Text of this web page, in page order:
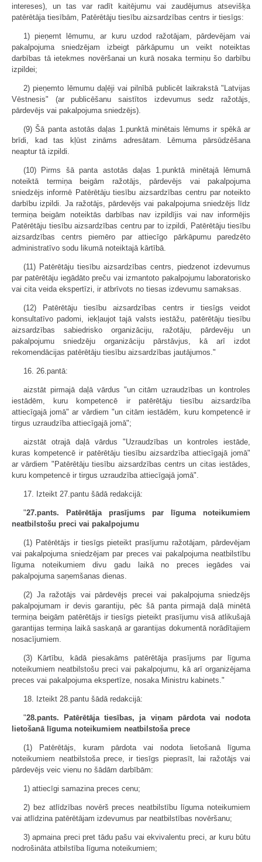
intereses), un tas var radīt kaitējumu vai zaudējumus atsevišķa
patērētāja tiesībām, Patērētāju tiesību aizsardzības centrs ir tiesīgs:
1) pieņemt lēmumu, ar kuru uzdod ražotājam, pārdevējam vai
pakalpojuma sniedzējam izbeigt pārkāpumu un veikt noteiktas
darbības tā ietekmes novēršanai un kurā nosaka termiņu šo darbību
izpildei;
2) pieņemto lēmumu daļēji vai pilnībā publicēt laikrakstā "Latvijas
Vēstnesis" (ar publicēšanu saistītos izdevumus sedz ražotājs,
pārdevējs vai pakalpojuma sniedzējs).
(9) Šā panta astotās daļas 1.punktā minētais lēmums ir spēkā ar
brīdi, kad tas kļūst zināms adresātam. Lēmuma pārsūdzēšana
neaptur tā izpildi.
(10) Pirms šā panta astotās daļas 1.punktā minētajā lēmumā
noteiktā termiņa beigām ražotājs, pārdevējs vai pakalpojuma
sniedzējs informē Patērētāju tiesību aizsardzības centru par noteikto
darbību izpildi. Ja ražotājs, pārdevējs vai pakalpojuma sniedzējs līdz
termiņa beigām noteiktās darbības nav izpildījis vai nav informējis
Patērētāju tiesību aizsardzības centru par to izpildi, Patērētāju tiesību
aizsardzības centrs piemēro par attiecīgo pārkāpumu paredzēto
administratīvo sodu likumā noteiktajā kārtībā.
(11) Patērētāju tiesību aizsardzības centrs, piedzenot izdevumus
par patērētāju iegādāto preču vai izmantoto pakalpojumu laboratorisko
vai cita veida ekspertīzi, ir atbrīvots no tiesas izdevumu samaksas.
(12) Patērētāju tiesību aizsardzības centrs ir tiesīgs veidot
konsultatīvo padomi, iekļaujot tajā valsts iestāžu, patērētāju tiesību
aizsardzības sabiedrisko organizāciju, ražotāju, pārdevēju un
pakalpojumu sniedzēju organizāciju pārstāvjus, kā arī izdot
rekomendācijas patērētāju tiesību aizsardzības jautājumos."
16. 26.pantā:
aizstāt pirmajā daļā vārdus "un citām uzraudzības un kontroles
iestādēm, kuru kompetencē ir patērētāju tiesību aizsardzība
attiecīgajā jomā" ar vārdiem "un citām iestādēm, kuru kompetencē ir
tirgus uzraudzība attiecīgajā jomā";
aizstāt otrajā daļā vārdus "Uzraudzības un kontroles iestāde,
kuras kompetencē ir patērētāju tiesību aizsardzība attiecīgajā jomā"
ar vārdiem "Patērētāju tiesību aizsardzības centrs un citas iestādes,
kuru kompetencē ir tirgus uzraudzība attiecīgajā jomā".
17. Izteikt 27.pantu šādā redakcijā:
"27.pants. Patērētāja prasījums par līguma noteikumiem
neatbilstošu preci vai pakalpojumu
(1) Patērētājs ir tiesīgs pieteikt prasījumu ražotājam, pārdevējam
vai pakalpojuma sniedzējam par preces vai pakalpojuma neatbilstību
līguma noteikumiem divu gadu laikā no preces iegādes vai
pakalpojuma saņemšanas dienas.
(2) Ja ražotājs vai pārdevējs precei vai pakalpojuma sniedzējs
pakalpojumam ir devis garantiju, pēc šā panta pirmajā daļā minētā
termiņa beigām patērētājs ir tiesīgs pieteikt prasījumu visā atlikušajā
garantijas termiņa laikā saskaņā ar garantijas dokumentā norādītajiem
nosacījumiem.
(3) Kārtību, kādā piesakāms patērētāja prasījums par līguma
noteikumiem neatbilstošu preci vai pakalpojumu, kā arī organizējama
preces vai pakalpojuma ekspertīze, nosaka Ministru kabinets."
18. Izteikt 28.pantu šādā redakcijā:
"28.pants. Patērētāja tiesības, ja viņam pārdota vai nodota
lietošanā līguma noteikumiem neatbilstoša prece
(1) Patērētājs, kuram pārdota vai nodota lietošanā līguma
noteikumiem neatbilstoša prece, ir tiesīgs pieprasīt, lai ražotājs vai
pārdevējs veic vienu no šādām darbībām:
1) attiecīgi samazina preces cenu;
2) bez atlīdzības novērš preces neatbilstību līguma noteikumiem
vai atlīdzina patērētājam izdevumus par neatbilstības novēršanu;
3) apmaina preci pret tādu pašu vai ekvivalentu preci, ar kuru būtu
nodrošināta atbilstība līguma noteikumiem;